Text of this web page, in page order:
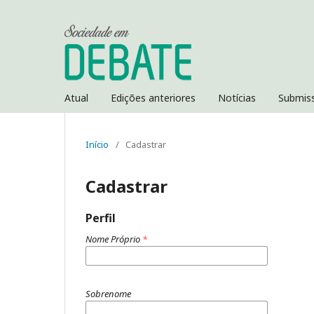
Atual Edições anteriores Notícias
Início / Cadastrar
Cadastrar
Perfil
Nome Próprio *
Sobrenome